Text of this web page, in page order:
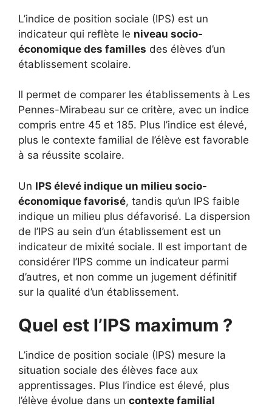
L’indice de position sociale (IPS) est un
indicateur qui reflète le niveau socio-
économique des familles des élèves d’un
établissement scolaire.
Il permet de comparer les établissements à Les
Pennes-Mirabeau sur ce critère, avec un indice
compris entre 45 et 185. Plus l’indice est élevé,
plus le contexte familial de l’élève est favorable
à sa réussite scolaire.
Un IPS élevé indique un milieu socio-
économique favorisé, tandis qu’un IPS faible
indique un milieu plus défavorisé. La dispersion
de l’IPS au sein d’un établissement est un
indicateur de mixité sociale. Il est important de
considérer l’IPS comme un indicateur parmi
d’autres, et non comme un jugement définitif
sur la qualité d’un établissement.
Quel est l’IPS maximum ?
L’indice de position sociale (IPS) mesure la
situation sociale des élèves face aux
apprentissages. Plus l’indice est élevé, plus
l’élève évolue dans un contexte familial